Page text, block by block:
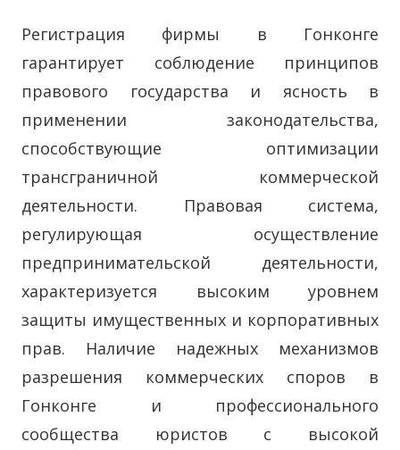
Регистрация фирмы в Гонконге
гарантирует соблюдение принципов
правового государства и ясность в
применении законодательства,
способствующие оптимизации
трансграничной коммерческой
деятельности. Правовая система,
регулирующая осуществление
предпринимательской деятельности,
характеризуется высоким уровнем
защиты имущественных и корпоративных
прав. Наличие надежных механизмов
разрешения коммерческих споров в
Гонконге и профессионального
сообщества юристов с высокой